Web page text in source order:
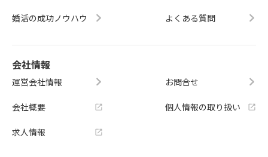
婚活の成功ノウハウ よくある質問
会社情報
運営会社情報
会社概要
求人情報
お問合せ
個人情報の取り扱い